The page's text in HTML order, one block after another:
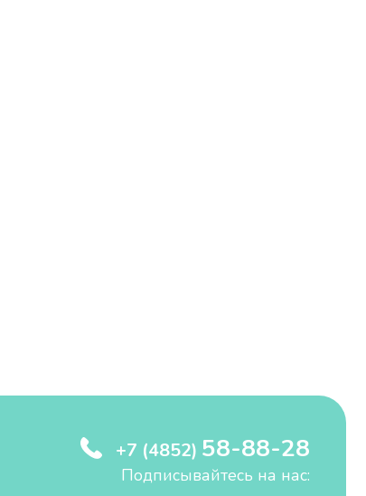
+7 (4852) 58-88-28
Подписывайтесь на нас: